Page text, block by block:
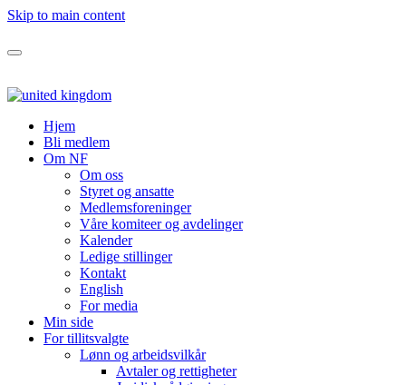
Skip to main content
Hjem
Bli medlem
Om NF
Om oss
Styret og ansatte
Medlemsforeninger
Våre komiteer og avdelinger
Kalender
Ledige stillinger
Kontakt
English
For media
Min side
For tillitsvalgte
Lønn og arbeidsvilkår
Avtaler og rettigheter